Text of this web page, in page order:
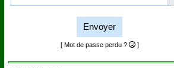
Envoyer
[ Mot de passe perdu ? ]